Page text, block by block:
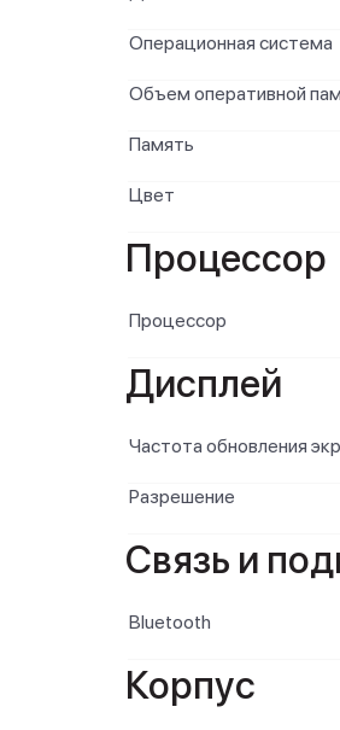
Операционная система
Объем оперативной
Память
Цвет
Процессор
Процессор
Дисплей
Частота обновления
Разрешение
Связь и
Bluetooth
Корпус